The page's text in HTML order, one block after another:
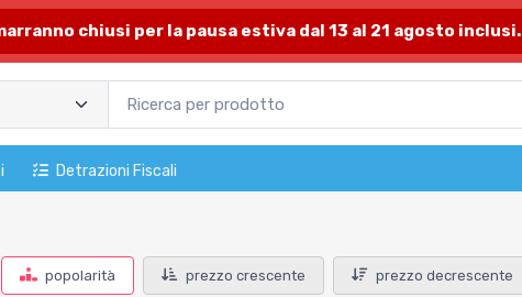
chiusi per la pausa estiva dal 13 al 21 agosto inclusi.
Detrazioni Fiscali
popolarità prezzo crescente prezzo decrescente